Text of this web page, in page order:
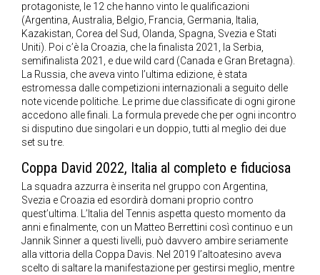
protagoniste, le 12 che hanno vinto le qualificazioni
(Argentina, Australia, Belgio, Francia, Germania, Italia,
Kazakistan, Corea del Sud, Olanda, Spagna, Svezia e Stati
Uniti). Poi c’è la Croazia, che la finalista 2021, la Serbia,
semifinalista 2021, e due wild card (Canada e Gran Bretagna).
La Russia, che aveva vinto l’ultima edizione, è stata
estromessa dalle competizioni internazionali a seguito delle
note vicende politiche. Le prime due classificate di ogni girone
accedono alle finali. La formula prevede che per ogni incontro
si disputino due singolari e un doppio, tutti al meglio dei due
set su tre.
Coppa David 2022, Italia al completo e fiduciosa
La squadra azzurra è inserita nel gruppo con Argentina,
Svezia e Croazia ed esordirà domani proprio contro
quest’ultima. L’Italia del Tennis aspetta questo momento da
anni e finalmente, con un Matteo Berrettini così continuo e un
Jannik Sinner a questi livelli, può davvero ambire seriamente
alla vittoria della Coppa Davis. Nel 2019 l’altoatesino aveva
scelto di saltare la manifestazione per gestirsi meglio, mentre